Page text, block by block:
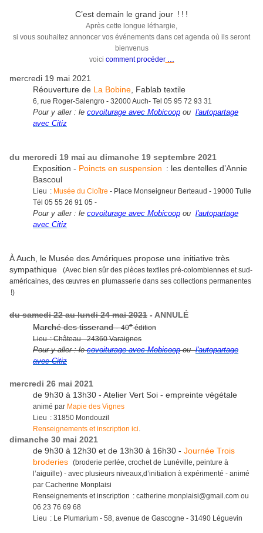
C’est demain le grand jour ! ! !
Après cette longue léthargie,
si vous souhaitez annoncer vos événements dans cet agenda où ils seront
bienvenus
voici comment procéder
mercredi 19 mai 2021
Réouverture de La Bobine , Fablab textile
6, rue Roger-Salengro - 32000 Auch- Tel 05 95 72 93 31
Pour y aller : le covoiturage avec Mobicoop ou l'autopartage
avec Citiz
du mercredi 19 mai au dimanche 19 septembre 2021
Exposition - Poincts en suspension : les dentelles d’Annie
Bascoul
Lieu : Musée du Cloître - Place Monseigneur Berteaud - 19000 Tulle
Tél 05 55 26 91 05 -
Pour y aller : le covoiturage avec Mobicoop ou l'autopartage
avec Citiz
À Auch, le Musée des Amériques propose une initiative très
sympathique
(Avec bien sûr des pièces textiles pré-colombiennes et sud-
américaines, des œuvres en plumasserie dans ses collections permanentes
!)
du samedi 22 au lundi 24 mai 2021 - ANNULÉ
Marché des tisserand -40eédition
Lieu : Château - 24360 Varaignes
Pour y aller : lecovoiturage avec Mobicoop ou l'autopartage
avec Citiz
mercredi 26 mai 2021
de 9h30 à 13h30 - Atelier Vert Soi - empreinte végétale
animé par Mapie des Vignes
Lieu : 31850 Mondouzil
Renseignements et inscription ici.
dimanche 30 mai 2021
de 9h30 à 12h30 et de 13h30 à 16h30 - Journée Trois
broderies (broderie perlée, crochet de Lunéville, peinture à
l’aiguille) - avec plusieurs niveaux,d’initiation à expérimenté - animé
par Cacherine Monplaisi
Renseignements et inscription : catherine.monplaisi@gmail.com ou
06 23 76 69 68
Lieu : Le Plumarium - 58, avenue de Gascogne - 31490 Léguevin